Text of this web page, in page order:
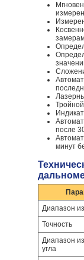
после
минут
Диапазон
Точность
Диапазон
угла